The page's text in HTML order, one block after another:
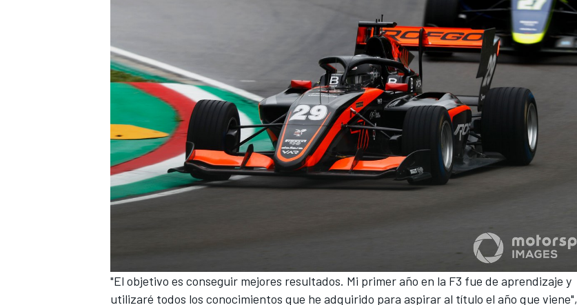
"El objetivo es conseguir mejores resultados. Mi primer año en la F3 fue de aprendizaje y
utilizaré todos los conocimientos que he adquirido para aspirar al título el año que viene",